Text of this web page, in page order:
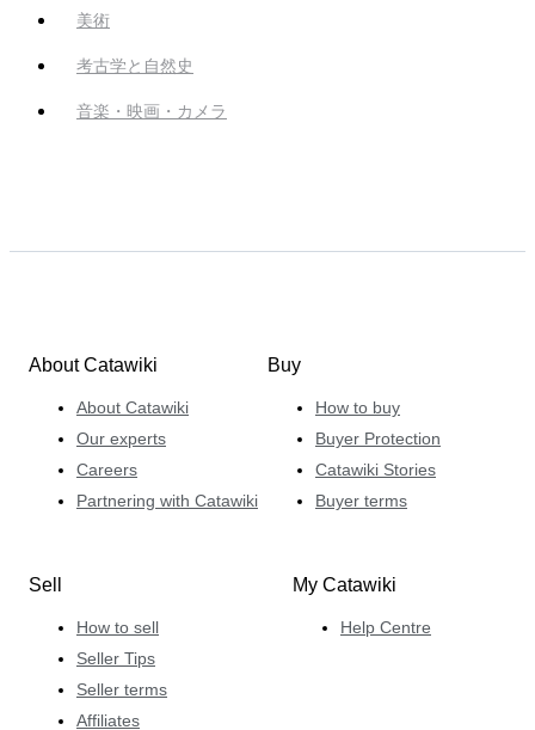
美術
考古学と自然史
音楽・映画・カメラ
About Catawiki
About Catawiki
Our experts
Careers
Partnering with Catawiki
Buy
How to buy
Buyer Protection
Catawiki Stories
Buyer terms
Sell
How to sell
Seller Tips
Seller terms
Affiliates
My Catawiki
Help Centre